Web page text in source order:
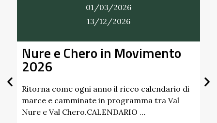
01/03/2026
13/12/2026
Nure e Chero in Movimento
2026
Ritorna come ogni anno il ricco calendario di
marce e camminate in programma tra Val
Nure e Val Chero.CALENDARIO …